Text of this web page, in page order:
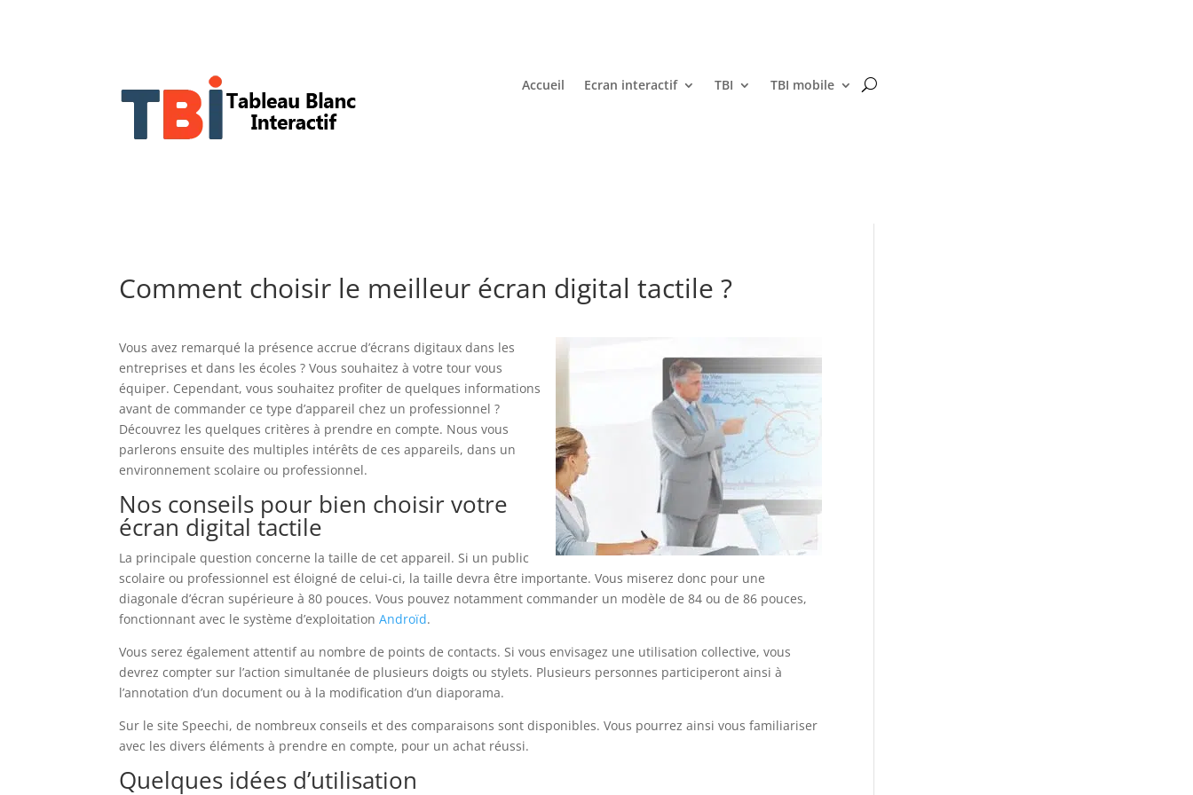
Accueil Ecran interactif TBI TBI mobile
Comment choisir le meilleur écran digital tactile ?
Vous avez remarqué la présence accrue d’écrans digitaux dans les
entreprises et dans les écoles ? Vous souhaitez à votre tour vous
équiper. Cependant, vous souhaitez profiter de quelques informations
avant de commander ce type d’appareil chez un professionnel ?
Découvrez les quelques critères à prendre en compte. Nous vous
parlerons ensuite des multiples intérêts de ces appareils, dans un
environnement scolaire ou professionnel.
Nos conseils pour bien choisir votre
écran digital tactile
La principale question concerne la taille de cet appareil. Si un public
scolaire ou professionnel est éloigné de celui-ci, la taille devra être importante. Vous miserez donc pour une
diagonale d’écran supérieure à 80 pouces. Vous pouvez notamment commander un modèle de 84 ou de 86 pouces,
fonctionnant avec le système d’exploitationAndroïd.
Vous serez également attentif au nombre de points de contacts. Si vous envisagez une utilisation collective, vous
devrez compter sur l’action simultanée de plusieurs doigts ou stylets. Plusieurs personnes participeront ainsi à
l’annotation d’un document ou à la modification d’un diaporama.
Sur le site Speechi, de nombreux conseils et des comparaisons sont disponibles. Vous pourrez ainsi vous familiariser
avec les divers éléments à prendre en compte, pour un achat réussi.
Quelques idées d’utilisation